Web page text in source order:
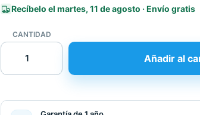
Recíbelo el martes, 11 de agosto · Envío gratis
CANTIDAD
Teclado
Surface
Español
Reacondicionado
Añadir al